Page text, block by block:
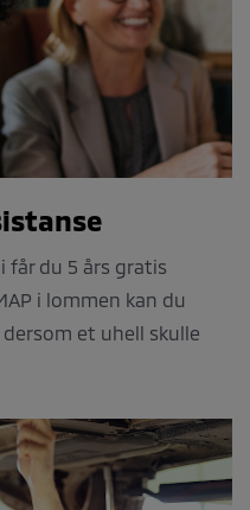
får du 5 års gratis
i lommen kan du
et uhell skulle